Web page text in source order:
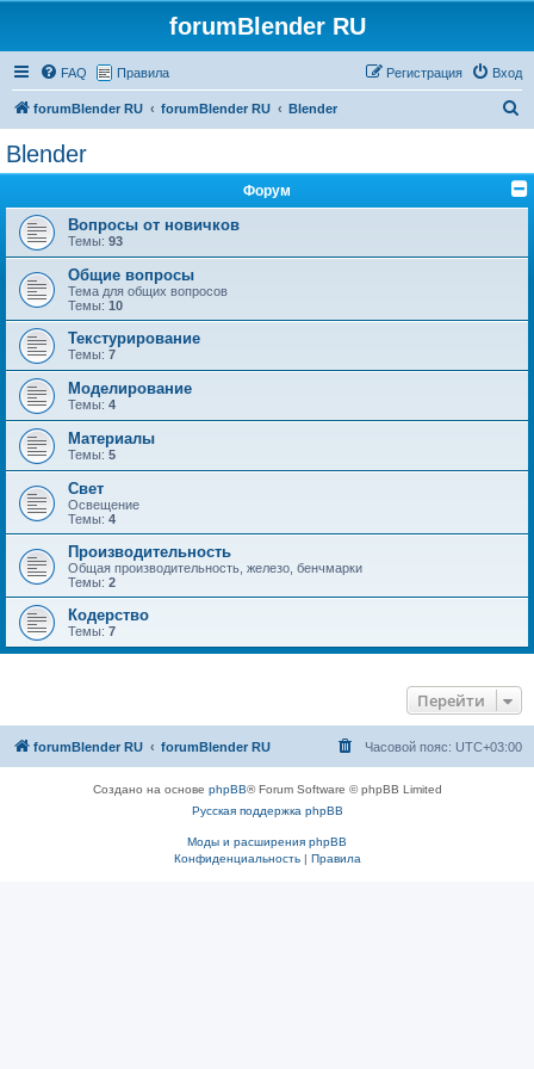
forumBlender RU
FAQ Правила Вход
Регистрация
forumBlender RU forumBlender RU Blender
с
Blender
Форум
Вопросы от новичков
Темы: 93
Общие вопросы
Тема для общих вопросов
Темы: 10
Текстурирование
Темы: 7
Моделирование
Темы: 4
Материалы
Темы: 5
Свет
Освещение
Темы: 4
Производительность
Общая производительность, железо, бенчмарки
Темы: 2
Кодерство
Темы: 7
Перейти
forumBlender RU forumBlender RU Часовой пояс: UTC+03:00
Создано на основе phpBB® Forum Software © phpBB Limited
Русская поддержка phpBB
Моды и расширения phpBB
Конфиденциальность| Правила